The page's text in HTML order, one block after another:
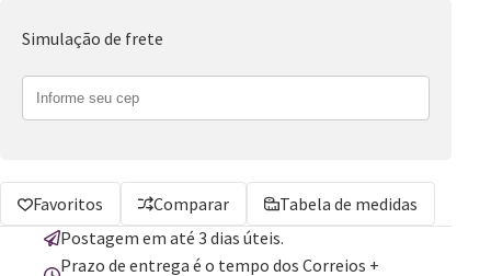
Simulação de frete
Favoritos Comparar
Tabela de medidas
Postagem em até 3 dias úteis.
Prazo de entrega é o tempo dos Correios +